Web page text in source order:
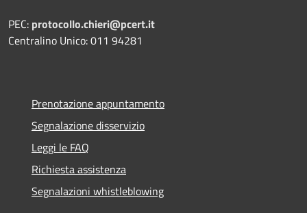
PEC: protocollo.chieri@pcert.it
Centralino Unico: 011 94281
Prenotazione appuntamento
Segnalazione disservizio
Leggi le FAQ
Richiesta assistenza
Segnalazioni whistleblowing